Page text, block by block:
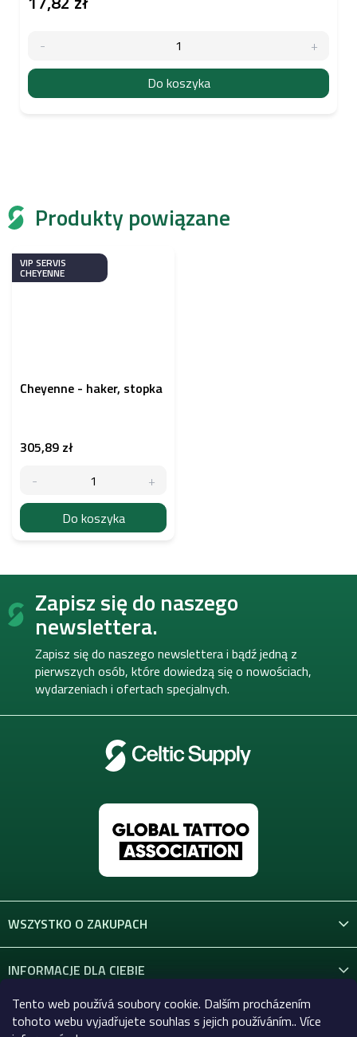
Tento web používá soubory cookie. Dalším procházením
tohoto webu vyjadřujete souhlas s jejich používáním.. Více
Produkty powiązane
VIP SERVIS
CHEYENNE
Cheyenne - haker, stopka
305,89 zł
Do koszyka
Do koszyka
S
Zapisz się do naszego
newslettera.
Zapisz się do naszego newslettera i bądź jedną z
pierwszych osób, które dowiedzą się o nowościach,
wydarzeniach i ofertach specjalnych.
WSZYSTKO O ZAKUPACH
INFORMACJE DLA CIEBIE
KONTAKT